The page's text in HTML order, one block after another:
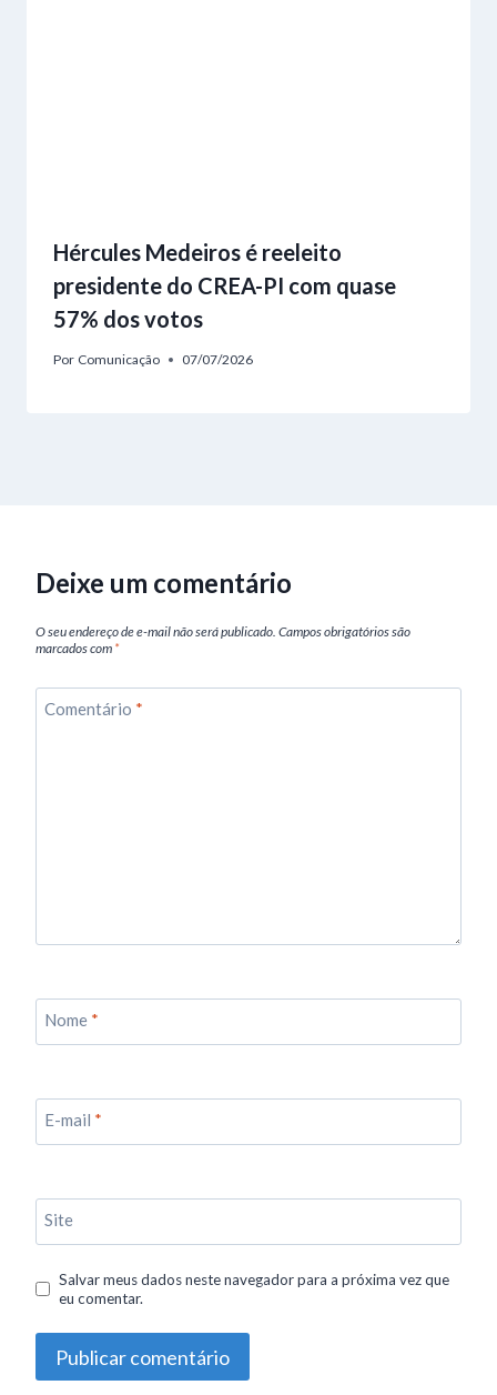
Hércules Medeiros é reeleito
presidente do CREA-PI com quase
57% dos votos
Por Comunicação 07/07/2026
Deixe um comentário
O seu endereço de e-mail não será publicado. Campos obrigatórios são
marcados com *
Comentário *
Nome *
E-mail *
Site
Salvar meus dados neste navegador para a próxima vez que
eu comentar.